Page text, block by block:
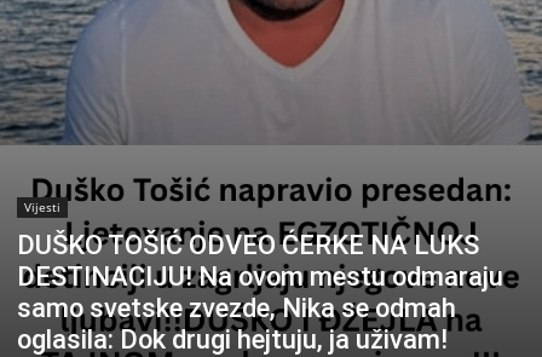
Vijesti
DUŠKO TOŠIĆ ODVEO ĆERKE NA LUKS
DESTINACIJU! Na ovom mestu odmaraju
samo svetske zvezde, Nika se odmah
oglasila: Dok drugi hejtuju, ja uživam!